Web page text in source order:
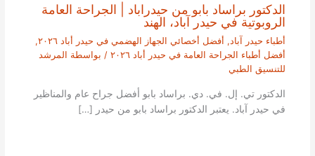
الدكتور براساد بابو من حيدراباد | الجراحة العامة
الروبوتية في حيدر آباد، الهند
أطباء حيدر آباد, أفضل أخصائي الجهاز الهضمي في حيدر أباد ٢٠٢٦
,
أفضل أطباء الجراحة العامة في حيدر أباد ٢٠٢٦
/ بواسطة المرشد
للتنسيق الطبي
الدكتور تي. إل. في. دي. براساد بابو أفضل جراح عام والمناظير
في حيدر آباد. يعتبر الدكتور براساد بابو من حيدر […]